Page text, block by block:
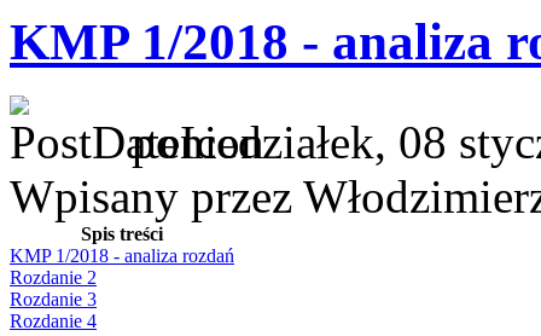
KMP 1/2018 - analiza
poniedziałek, 08
Wpisany przez
Spis treści
KMP 1/2018 - analiza rozdań
Rozdanie 2
Rozdanie 3
Rozdanie 4